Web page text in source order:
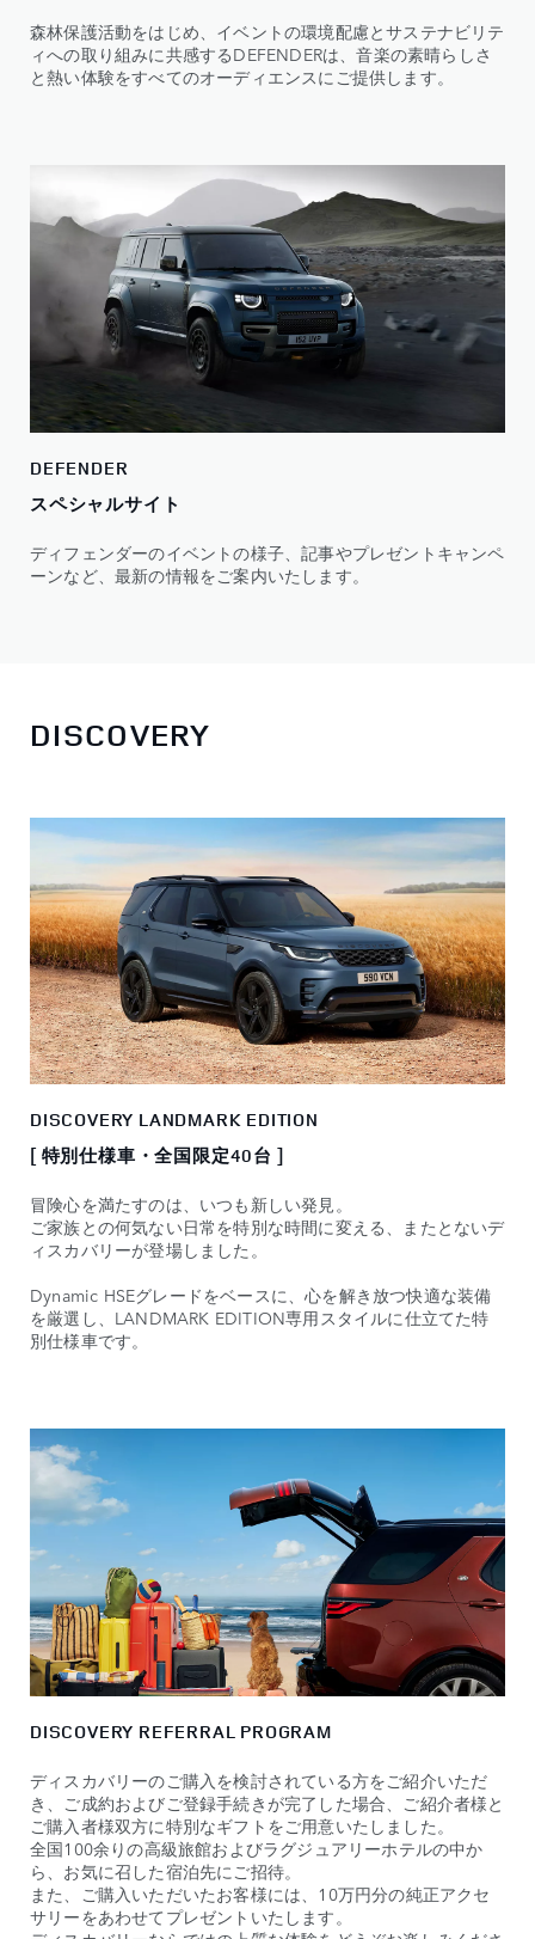
森林保護活動をはじめ、イベントの環境配慮とサステナビリテ
ィへの取り組みに共感するDEFENDERは、音楽の素晴らしさ
と熱い体験をすべてのオーディエンスにご提供します。
DEFENDER
スペシャルサイト
ディフェンダーのイベントの様子、記事やプレゼントキャンペ
ーンなど、最新の情報をご案内いたします。
DISCOVERY
DISCOVERY LANDMARK EDITION
[ 特別仕様車・全国限定40台 ]
冒険心を満たすのは、いつも新しい発見。
ご家族との何気ない日常を特別な時間に変える、またとないデ
ィスカバリーが登場しました。
Dynamic HSEグレードをベースに、心を解き放つ快適な装備
を厳選し、LANDMARK EDITION専用スタイルに仕立てた特
別仕様車です。
DISCOVERY REFERRAL PROGRAM
ディスカバリーのご購入を検討されている方をご紹介いただ
き、ご成約およびご登録手続きが完了した場合、ご紹介者様と
ご購入者様双方に特別なギフトをご用意いたしました。
全国100余りの高級旅館およびラグジュアリーホテルの中か
ら、お気に召した宿泊先にご招待。
また、ご購入いただいたお客様には、10万円分の純正アクセ
サリーをあわせてプレゼントいたします。